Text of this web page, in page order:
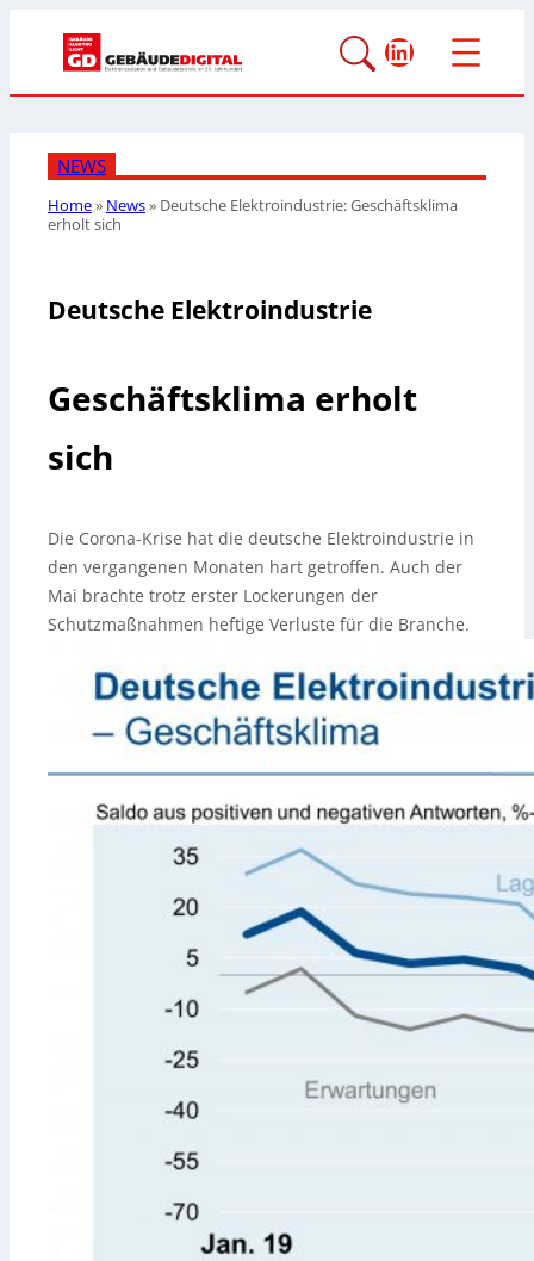
LinkedIn
NEWS
Home» News» Deutsche Elektroindustrie: Geschäftsklima
erholt sich
Deutsche Elektroindustrie
Geschäftsklima erholt
sich
Die Corona-Krise hat die deutsche Elektroindustrie in
den vergangenen Monaten hart getroffen. Auch der
Mai brachte trotz erster Lockerungen der
Schutzmaßnahmen heftige Verluste für die Branche.